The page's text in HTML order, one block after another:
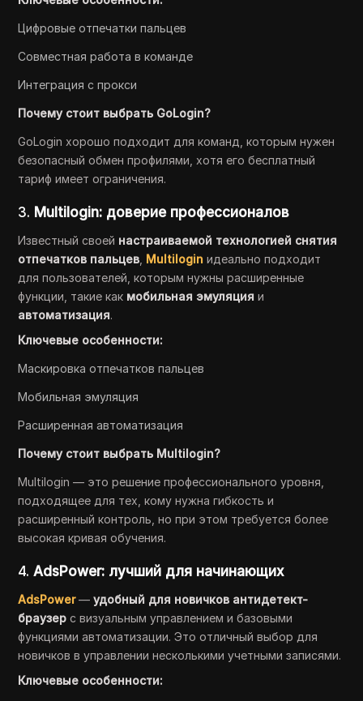
Цифровые отпечатки пальцев
Совместная работа в команде
Интеграция с прокси
Почему стоит выбрать GoLogin?
GoLogin хорошо подходит для команд, которым нужен
безопасный обмен профилями, хотя его бесплатный
тариф имеет ограничения.
3. Multilogin: доверие профессионалов
Известный своей настраиваемой технологией снятия
отпечатков пальцев Multilogin идеально подходит
для пользователей, которым нужны расширенные
функции, такие как мобильная эмуляция и
автоматизация.
Ключевые особенности:
Маскировка отпечатков пальцев
Мобильная эмуляция
Расширенная автоматизация
Почему стоит выбрать Multilogin?
Multilogin — это решение профессионального уровня,
подходящее для тех, кому нужна гибкость и
расширенный контроль, но при этом требуется более
высокая кривая обучения.
4.AdsPower: лучший для начинающих
AdsPower—удобный для новичков антидетект-
браузер с визуальным управлением и базовыми
функциями автоматизации. Это отличный выбор для
новичков в управлении несколькими учетными записями.
Ключевые особенности: